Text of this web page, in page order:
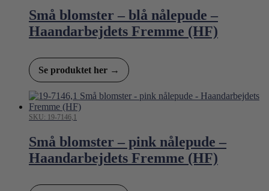
Små blomster – blå nålepude –
Haandarbejdets Fremme (HF)
Se produktet her →
SKU: 19-7146,1
Små blomster – pink nålepude –
Haandarbejdets Fremme (HF)